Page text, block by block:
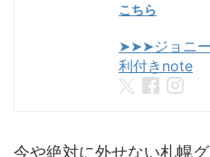
こちら
➤➤➤ジョニ
利付きnote
今や絶対に外せない札幌